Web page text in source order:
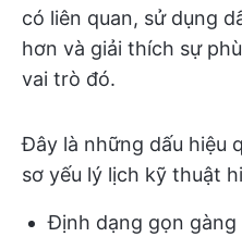
có liên quan, sử dụng
hơn và giải thích sự
vai trò đó.
Đây là những dấu hiệu
sơ yếu lý lịch kỹ thuật
Định dạng gọn gàng